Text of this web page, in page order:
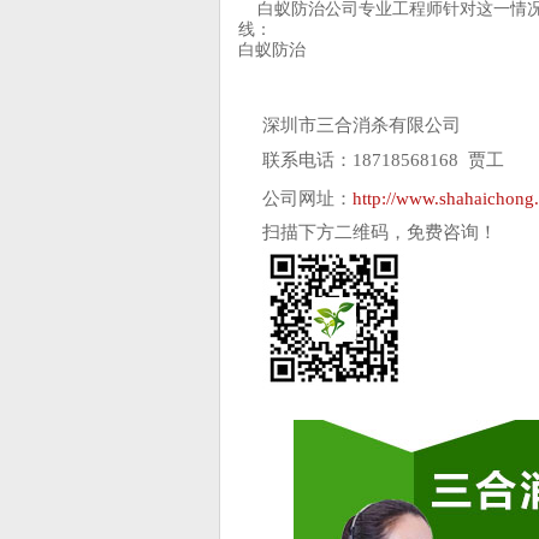
白蚁防治公司专业工程师针对这一情
线：
白蚁防治
深圳市三合消杀有限公司
联系电话：18718568168 贾工
公司网址： http://
扫描下方二维码，免费咨询！